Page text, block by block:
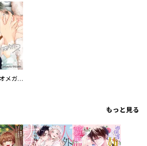
巣づくりオメガバース
もっと見る